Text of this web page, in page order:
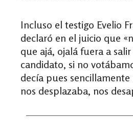
Incluso el testigo Evelio
declaró en el juicio que «
que ajá, ojalá fuera a
candidato, si no
decía pues
nos desplazaba, nos